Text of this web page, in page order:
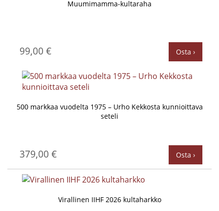
Muumimamma-kultaraha
99,00 € Osta ›
500 markkaa vuodelta 1975 – Urho Kekkosta kunnioittava
seteli
379,00 € Osta ›
Virallinen IIHF 2026 kultaharkko